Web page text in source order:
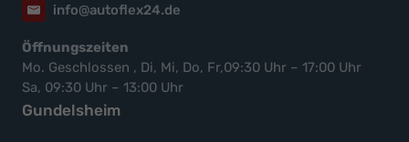
info@autoflex24.de
Öffnungszeiten
Mo. Geschlossen , Di, Mi, Do, Fr,09:30 Uhr – 17:00 Uhr
Sa, 09:30 Uhr – 13:00 Uhr
Gundelsheim